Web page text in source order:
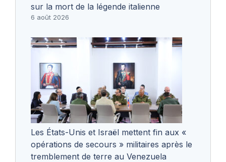
sur la mort de la légende italienne
6 août 2026
Les États-Unis et Israël mettent fin aux «
opérations de secours » militaires après le
tremblement de terre au Venezuela